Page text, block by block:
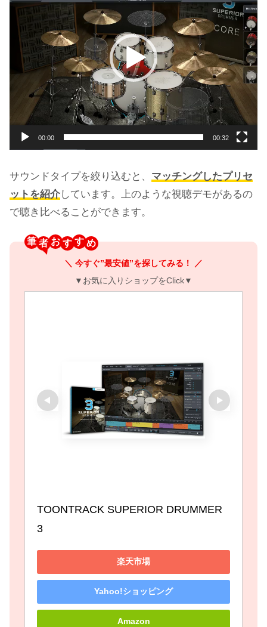
プ
レ
00:00 00:32
サウンドタイプを絞り込むと、 マッチングしたプリセ
ットを紹介しています。上のような視聴デモがあるの
で聴き比べることができます。
筆 お す
＼ 今すぐ”最安値”を探してみる！ ／
▼お気に入りショップをClick▼
TOONTRACK SUPERIOR DRUMMER
3
楽天市場
Yahoo!ショッピング
Amazon